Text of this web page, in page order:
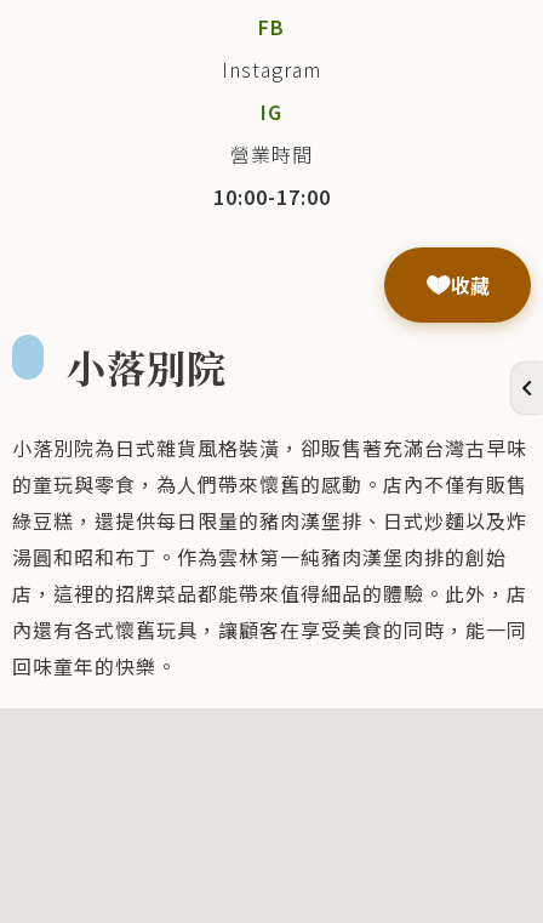
FB
Instagram
IG
營業時間
10:00-17:00
小落別院
小落別院為日式雜貨風格裝潢，卻販售著充滿台灣古早味
的童玩與零食，為人們帶來懷舊的感動。店內不僅有販售
綠豆糕，還提供每日限量的豬肉漢堡排、日式炒麵以及炸
湯圓和昭和布丁。作為雲林第一純豬肉漢堡肉排的創始
店，這裡的招牌菜品都能帶來值得細品的體驗。此外，店
內還有各式懷舊玩具，讓顧客在享受美食的同時，能一同
回味童年的快樂。
收藏